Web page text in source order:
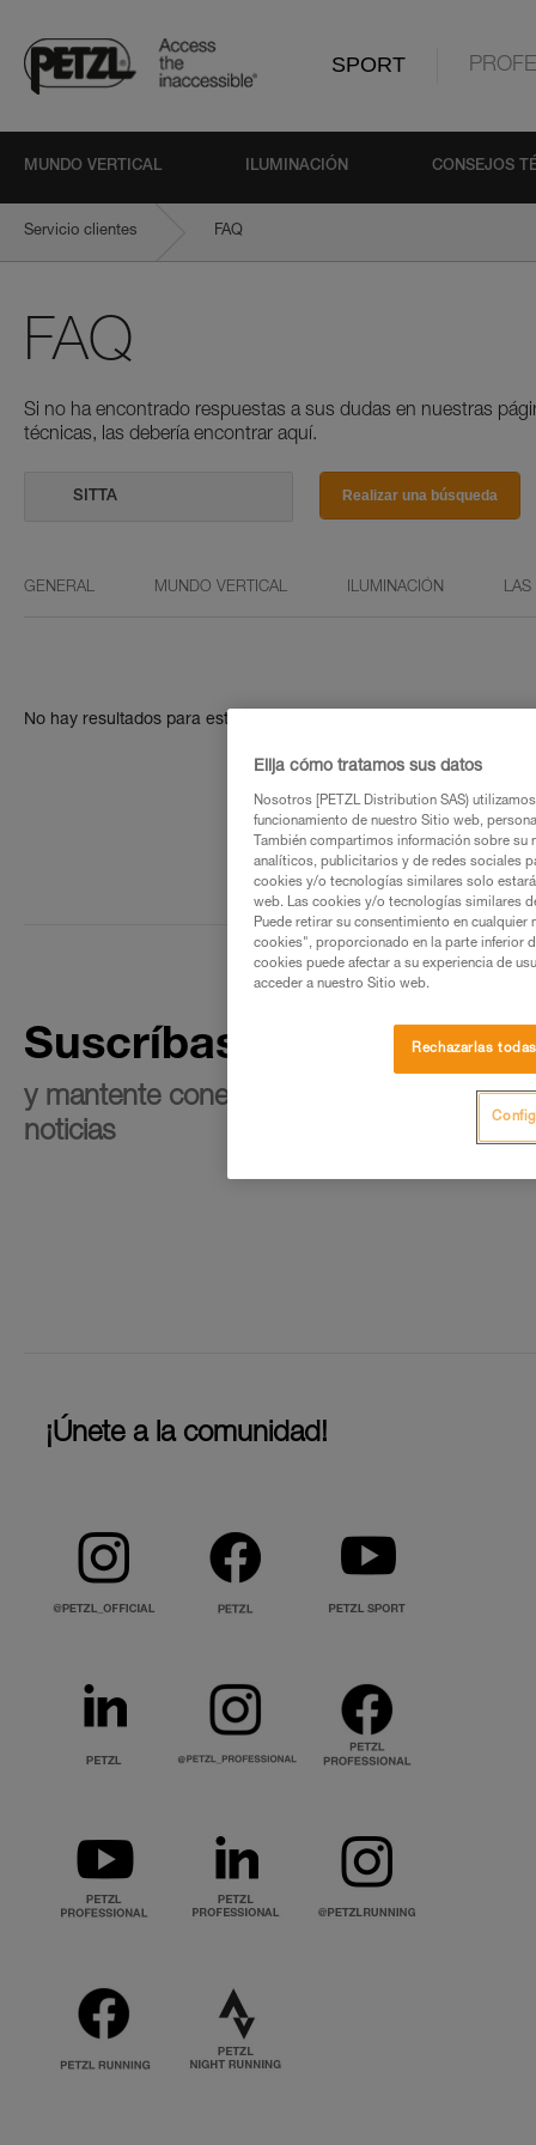
SPORT
MUNDO VERTICAL ILUMINACIÓN CONSEJOS
Servicio clientes FAQ
FAQ
Si no ha encontrado respuestas a sus dudas en nuestras
técnicas, las debería encontrar aquí.
Realizar una búsqueda
GENERAL MUNDO VERTICAL ILUMINACIÓN LAS
No hay resultados para esta búsqueda
Suscríbase al boletín
y mantente conectado con nuestras
noticias
¡Únete a la comunidad!
Elija cómo tratamos sus datos
Nosotros [PETZL Distribution SAS)
funcionamiento de nuestro Sitio web,
También compartimos información sobre
analíticos, publicitarios y de redes sociales
cookies y/o tecnologías similares solo
web. Las cookies y/o tecnologías similares
Puede retirar su consentimiento en
cookies", proporcionado en la parte inferior
cookies puede afectar a su experiencia de
acceder a nuestro Sitio web.
Rechazarlas